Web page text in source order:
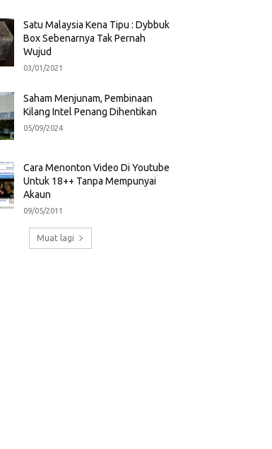
Satu Malaysia Kena Tipu : Dybbuk
Box Sebenarnya Tak Pernah
Wujud
03/01/2021
Saham Menjunam, Pembinaan
Kilang Intel Penang Dihentikan
05/09/2024
Cara Menonton Video Di Youtube
Untuk 18++ Tanpa Mempunyai
Akaun
09/05/2011
Muat lagi